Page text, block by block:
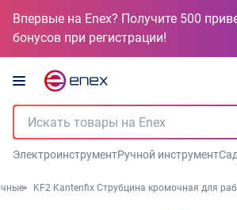
Впервые на Enex? Получите 500
бонусов при регистрации!
ЭлектроинструментРучной инструмент
KF2 Kantenfix Струбцина кромочная для